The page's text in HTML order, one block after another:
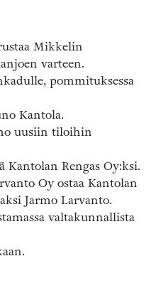
Mikkelin
varteen.
pommituksessa
Kantola.
uusiin tiloihin
Kantolan Rengas Oy:ksi.
Oy ostaa Kantolan
Jarmo Larvanto.
valtakunnallista